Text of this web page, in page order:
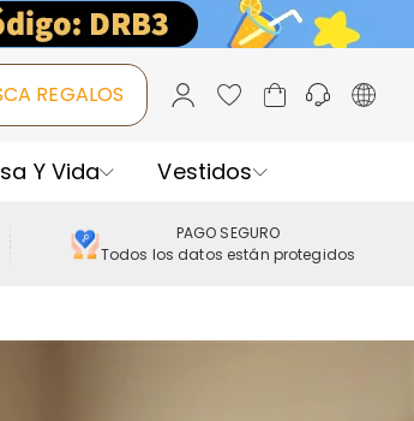
REGALOS
Y Vida Vestidos
PAGO SEGURO
Todos los datos están protegidos